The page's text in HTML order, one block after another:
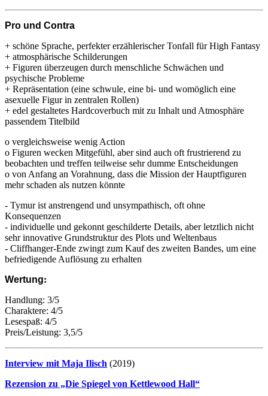
Pro und Contra
+ schöne Sprache, perfekter erzählerischer Tonfall für High Fantasy
+ atmosphärische Schilderungen
+ Figuren überzeugen durch menschliche Schwächen und
psychische Probleme
+ Repräsentation (eine schwule, eine bi- und womöglich eine
asexuelle Figur in zentralen Rollen)
+ edel gestaltetes Hardcoverbuch mit zu Inhalt und Atmosphäre
passendem Titelbild
o vergleichsweise wenig Action
o Figuren wecken Mitgefühl, aber sind auch oft frustrierend zu
beobachten und treffen teilweise sehr dumme Entscheidungen
o von Anfang an Vorahnung, dass die Mission der Hauptfiguren
mehr schaden als nutzen könnte
- Tymur ist anstrengend und unsympathisch, oft ohne
Konsequenzen
- individuelle und gekonnt geschilderte Details, aber letztlich nicht
sehr innovative Grundstruktur des Plots und Weltenbaus
- Cliffhanger-Ende zwingt zum Kauf des zweiten Bandes, um eine
befriedigende Auflösung zu erhalten
Wertung:
Handlung: 3/5
Charaktere: 4/5
Lesespaß: 4/5
Preis/Leistung: 3,5/5
Interview mit Maja Ilisch (2019)
Rezension zu „Die Spiegel von Kettlewood Hall“